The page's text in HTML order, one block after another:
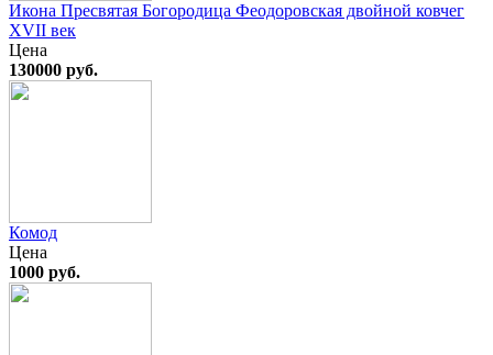
Икона Пресвятая Богородица Феодоровская двойной ковчег
XVII век
Цена
130000 руб.
Комод
Цена
1000 руб.